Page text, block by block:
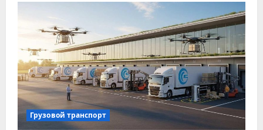
грузовиков
и
частных
задач
Грузовой транспорт